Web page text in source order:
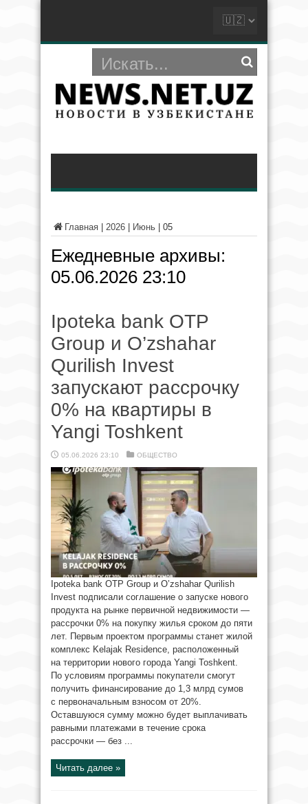
Главная 2026 Июнь 05
Ежедневные архивы:
05.06.2026 23:10
Ipoteka bank OTP
Group и O’zshahar
Qurilish Invest
запускают рассрочку
0% на квартиры в
Yangi Toshkent
05.06.2026 23:10 ОБЩЕСТВО
Ipoteka bank OTP Group и O’zshahar Qurilish
Invest подписали соглашение о запуске нового
продукта на рынке первичной недвижимости —
рассрочки 0% на покупку жилья сроком до пяти
лет. Первым проектом программы станет жилой
комплекс Kelajak Residence, расположенный
на территории нового города Yangi Toshkent.
По условиям программы покупатели смогут
получить финансирование до 1,3 млрд сумов
с первоначальным взносом от 20%.
Оставшуюся сумму можно будет выплачивать
равными платежами в течение срока
рассрочки — без ...
Читать далее »